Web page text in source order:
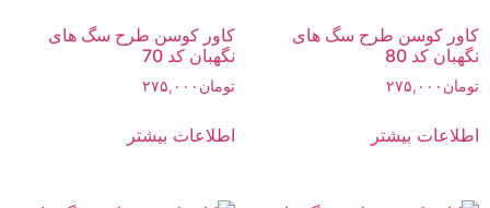
کاور کوسن طرح سگ های
نگهبان کد 80
تومان ۲۷۵,۰۰۰
اطلاعات بیشتر
کاور کوسن طرح سگ های
نگهبان کد 70
تومان ۲۷۵,۰۰۰
اطلاعات بیشتر